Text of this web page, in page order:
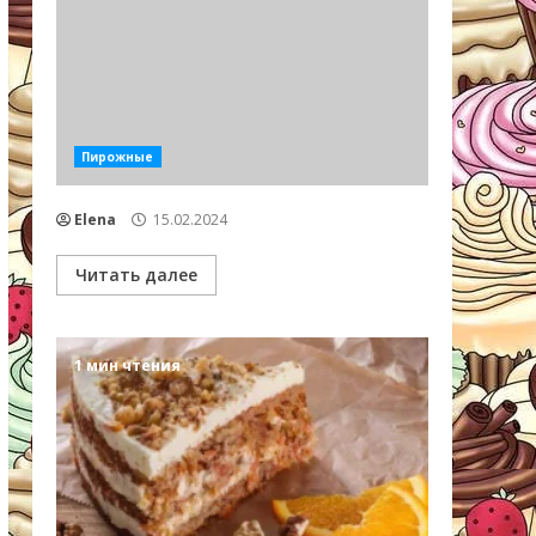
Пирожные
Elena 15.02.2024
Читать далее
1 мин чтения